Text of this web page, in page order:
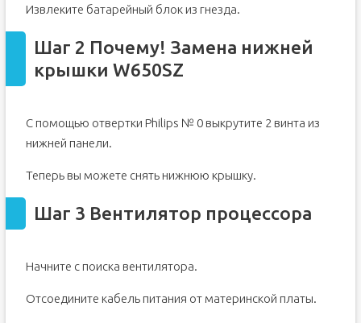
Извлеките батарейный блок из гнезда.
Шаг 2 Почему! Замена нижней
крышки W650SZ
С помощью отвертки Philips № 0 выкрутите 2 винта из
нижней панели.
Теперь вы можете снять нижнюю крышку.
Шаг 3 Вентилятор процессора
Начните с поиска вентилятора.
Отсоедините кабель питания от материнской платы.